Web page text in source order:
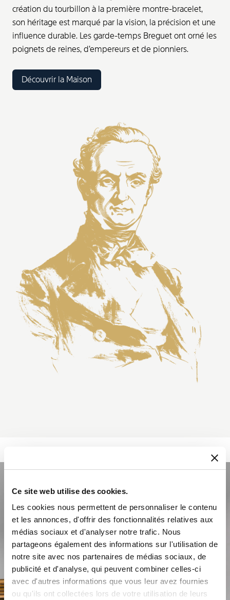
Ce site web utilise des cookies.
Les cookies nous permettent de personnaliser le contenu
et les annonces, d'offrir des fonctionnalités relatives aux
médias sociaux et d'analyser notre trafic. Nous
partageons également des informations sur l'utilisation de
notre site avec nos partenaires de médias sociaux, de
publicité et d'analyse, qui peuvent combiner celles-ci
avec d'autres informations que vous leur avez fournies
ou qu'ils ont collectées lors de votre utilisation de leurs
création du tourbillon à la première montre-bracelet,
son héritage est marqué par la vision, la précision et une
influence durable. Les garde-temps Breguet ont orné les
poignets de reines, d’empereurs et de pionniers.
Découvrir la Maison